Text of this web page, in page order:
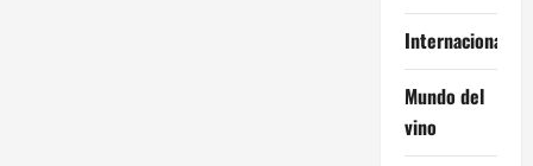
Internacional
Mundo del
vino